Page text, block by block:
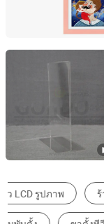
Gondo Displays
ชั้นวางสำหรับโช